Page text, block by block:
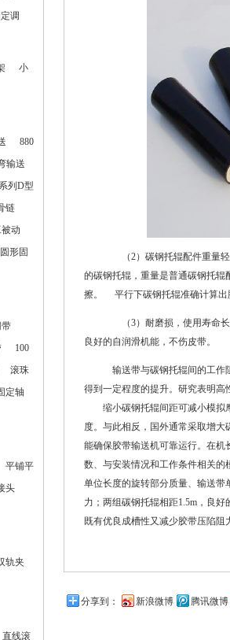
调
小
880
输送
列D型
链
动
圆形固
带
100
滚珠
定轴
平铺平
头
轨夹
直线滚
（2）碳钢托辊配件重量轻
的碳钢托辊，重量是普通碳钢托
擦。 平行下碳钢托辊准确计算出
（3）耐磨损，使用寿命长
良好的自润滑机能，不伤皮带。
输送带与碳钢托辊间的工作
得到一定程度的提升。研究表明高
缩小碳钢托辊间距可减小模拟摩
度。与此相反，国外通常采取增
能确保胶带输送机可靠运行。在机
数、与安装情况和工作条件相关
单位长度的旋转部分质量、输送带
力；两组碳钢托辊相距1.5m，良
既有优良成槽性又减少胶带压陷阻
分享到： 新浪微博 腾讯微博